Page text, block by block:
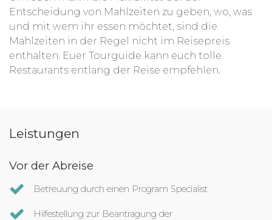
Entscheidung von Mahlzeiten zu geben, wo, was
und mit wem ihr essen möchtet, sind die
Mahlzeiten in der Regel nicht im Reisepreis
enthalten. Euer Tourguide kann euch tolle
Restaurants entlang der Reise empfehlen.
Leistungen
Vor der Abreise
Betreuung durch einen Program Specialist
Hilfestellung zur Beantragung der